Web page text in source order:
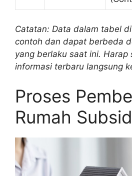
Catatan: Data dalam tabel
contoh dan dapat berbeda
yang berlaku saat ini. Harap
informasi terbaru langsung
Proses
Rumah